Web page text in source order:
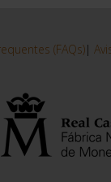
(FAQs)|